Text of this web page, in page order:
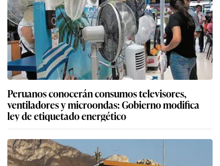
Peruanos conocerán consumos televisores,
ventiladores y microondas: Gobierno modifica
ley de etiquetado energético